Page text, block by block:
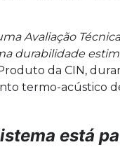
Avaliação
durabilidade
da CIN,
termo-acústico
está